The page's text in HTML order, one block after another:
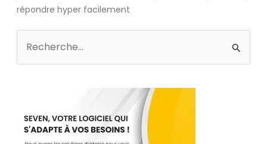
répondre hyper facilement
Rechercher :